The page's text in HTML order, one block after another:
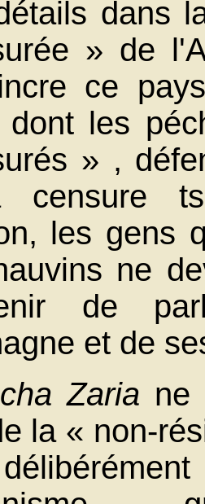
dans
» de
ce
dont les
» ,
les gens
ne
de
et de
Zaria ne
la « non-